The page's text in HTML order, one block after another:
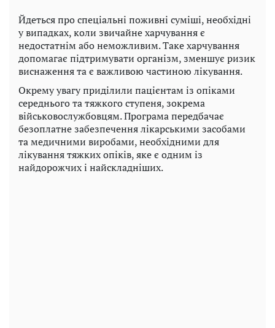
Йдеться про спеціальні поживні суміші, необхідні
у випадках, коли звичайне харчування є
недостатнім або неможливим. Таке харчування
допомагає підтримувати організм, зменшує ризик
виснаження та є важливою частиною лікування.
Окрему увагу приділили пацієнтам із опіками
середнього та тяжкого ступеня, зокрема
військовослужбовцям. Програма передбачає
безоплатне забезпечення лікарськими засобами
та медичними виробами, необхідними для
лікування тяжких опіків, яке є одним із
найдорожчих і найскладніших.